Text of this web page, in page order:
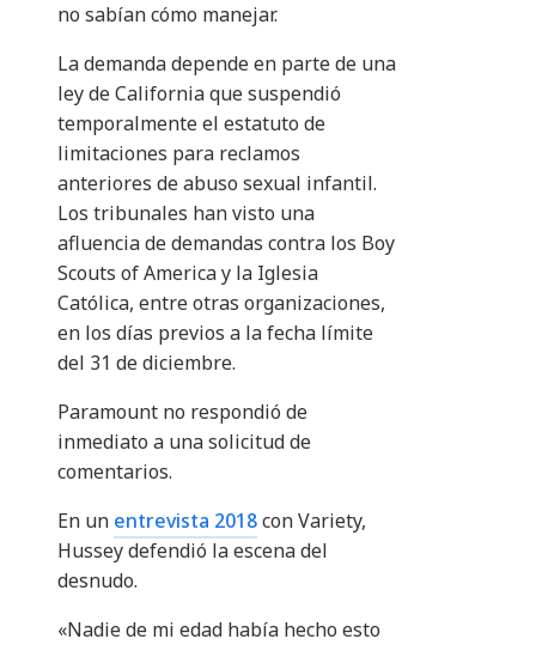
no sabían cómo manejar.
La demanda depende en parte de una
ley de California que suspendió
temporalmente el estatuto de
limitaciones para reclamos
anteriores de abuso sexual infantil.
Los tribunales han visto una
afluencia de demandas contra los Boy
Scouts of America y la Iglesia
Católica, entre otras organizaciones,
en los días previos a la fecha límite
del 31 de diciembre.
Paramount no respondió de
inmediato a una solicitud de
comentarios.
En un entrevista 2018con Variety,
Hussey defendió la escena del
desnudo.
«Nadie de mi edad había hecho esto